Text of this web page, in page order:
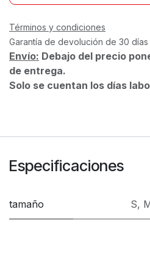
Términos y condiciones
Garantía de devolución de 30 días
Envío: Debajo del precio
de entrega.
Solo se cuentan los días
Especificaciones
tamaño S,